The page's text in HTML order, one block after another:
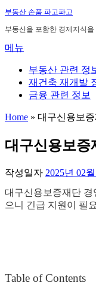
내
용
로
부동산 손품 파고파고
부동산을 포함한 경제지식
메뉴
부동산 관련 정
재건축 재개발
금융 관련 정보
Home » 대구신용보
대구신용보증
작성일자 2025년 02
대구신용보증재단 경
으니 긴급 지원이 필
Table of Contents